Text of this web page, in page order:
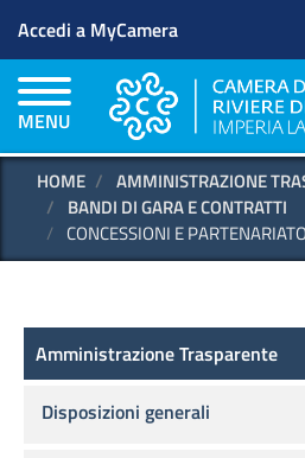
Menu profilo utente
Accedi a MyCamera
MENU
HOME
AMMINISTRAZIONE
BANDI DI GARA E CONTRATTI
CONCESSIONI E
Amministrazione
Amministrazione Trasparente
Disposizioni generali